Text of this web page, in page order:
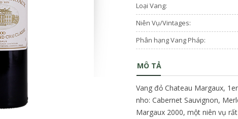
Loại Vang:
Niên Vụ/Vintages:
Phân hạng Vang Pháp:
MÔ TẢ
Vang đỏ Chateau Margaux,
nho: Cabernet Sauvignon,
Margaux 2000, một niên vụ